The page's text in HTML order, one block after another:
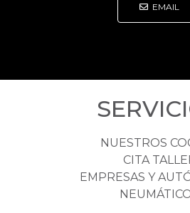
EMAIL
NUESTROS
CITA
EMPRESAS Y